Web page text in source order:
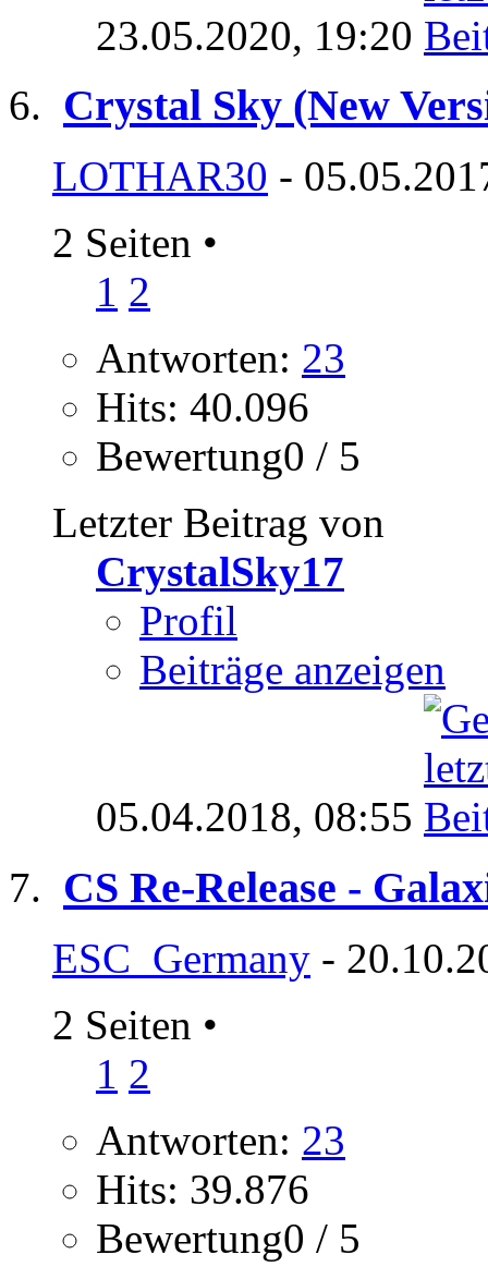
23.05.2020, 19:20
Crystal Sky (New
LOTHAR30 -
2 Seiten •
1 2
Antworten: 23
Hits: 40.096
Bewertung0 / 5
Letzter Beitrag von
CrystalSky17
Profil
Beiträge anzeigen
05.04.2018, 08:55
CS Re-Release -
ESC_Germany -
2 Seiten •
1 2
Antworten: 23
Hits: 39.876
Bewertung0 / 5